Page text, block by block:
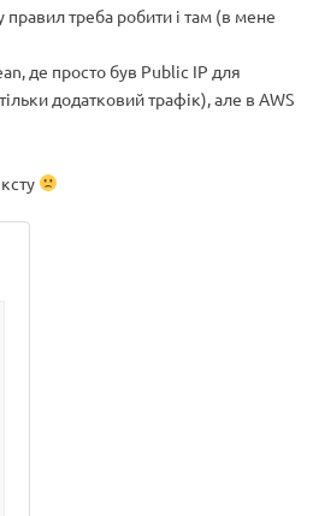
правил треба робити і там (в мене
де просто був Public IP для
додатковий трафік), але в AWS